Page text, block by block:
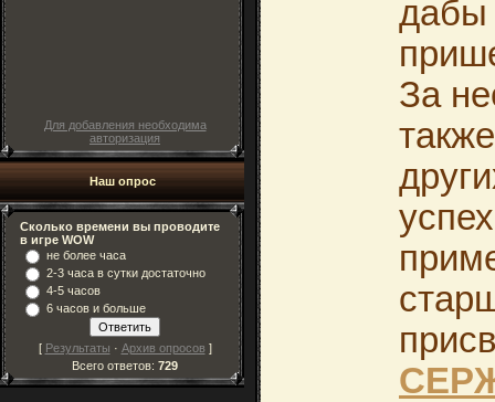
Для добавления необходима
авторизация
Наш опрос
Сколько времени вы проводите
в игре WOW
не более часа
2-3 часа в сутки достаточно
4-5 часов
6 часов и больше
[ Результаты · Архив опросов ]
Всего ответов: 729
дабы
За